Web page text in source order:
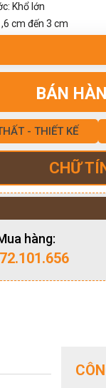
Khổ lớn
cm đến 3 cm
BÁN
- THIẾT KẾ
CHỮ
hàng: